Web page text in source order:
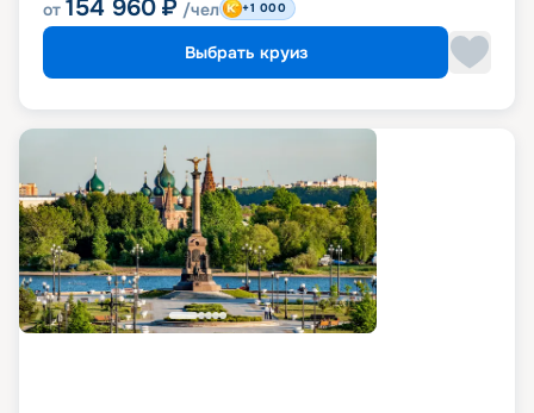
от 154 960 ₽ /чел +1 000
Выбрать круиз